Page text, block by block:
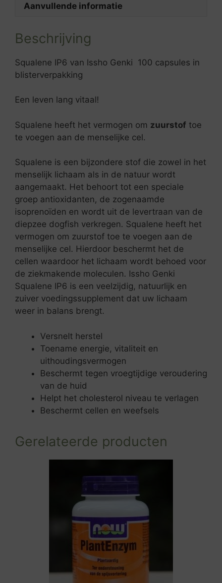
Aanvullende informatie
Beschrijving
Squalene IP6 van Issho Genki 100 capsules in
blisterverpakking
Een leven lang vitaal!
Squalene heeft het vermogen om zuurstof toe
te voegen aan de menselijke cel.
Squalene is een bijzondere stof die zowel in het
menselijk lichaam als in de natuur wordt
aangemaakt. Het behoort tot een speciale
groep antioxidanten, de zogenaamde
isoprenoïden en wordt uit de levertraan van de
diepzee dogfish verkregen. Squalene heeft het
vermogen om zuurstof toe te voegen aan de
menselijke cel. Hierdoor beschermt het de
cellen waardoor het lichaam wordt behoed voor
de ziekmakende moleculen. Issho Genki
Squalene IP6 is een veelzijdig, natuurlijk en
zuiver voedingssupplement dat uw lichaam
weer in balans brengt.
Versnelt herstel
Toename energie, vitaliteit en
uithoudingsvermogen
Beschermt tegen vroegtijdige veroudering
van de huid
Helpt het cholesterol niveau te verlagen
Beschermt cellen en weefsels
Gerelateerde producten